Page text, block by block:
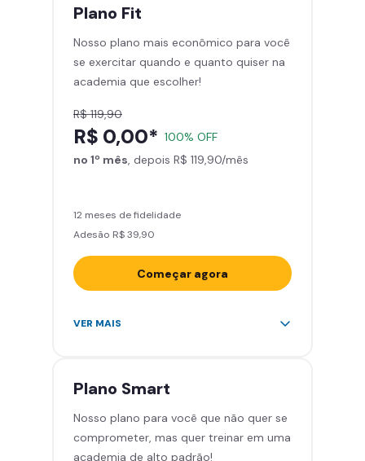
Cadeira de massagem
Skeelo App (Audiobook)*
Área de musculação e aeróbicos
Smart Fit App
Plano Fit
Nosso plano mais econômico para você
se exercitar quando e quanto quiser na
academia que escolher!
R$ 119,90
R$ 0,00* 100% OFF
no 1º mês, depois R$ 119,90/mês
12 meses de fidelidade
Adesão R$ 39,90
Começar agora
Acesso ilimitado a +2.000
Cadeira de massagem
Skeelo App (Audiobook)*
Área de musculação e aeróbicos
Smart Fit App
VER MAIS
Plano Smart
Nosso plano para você que não quer se
comprometer, mas quer treinar em uma
academia de alto padrão!